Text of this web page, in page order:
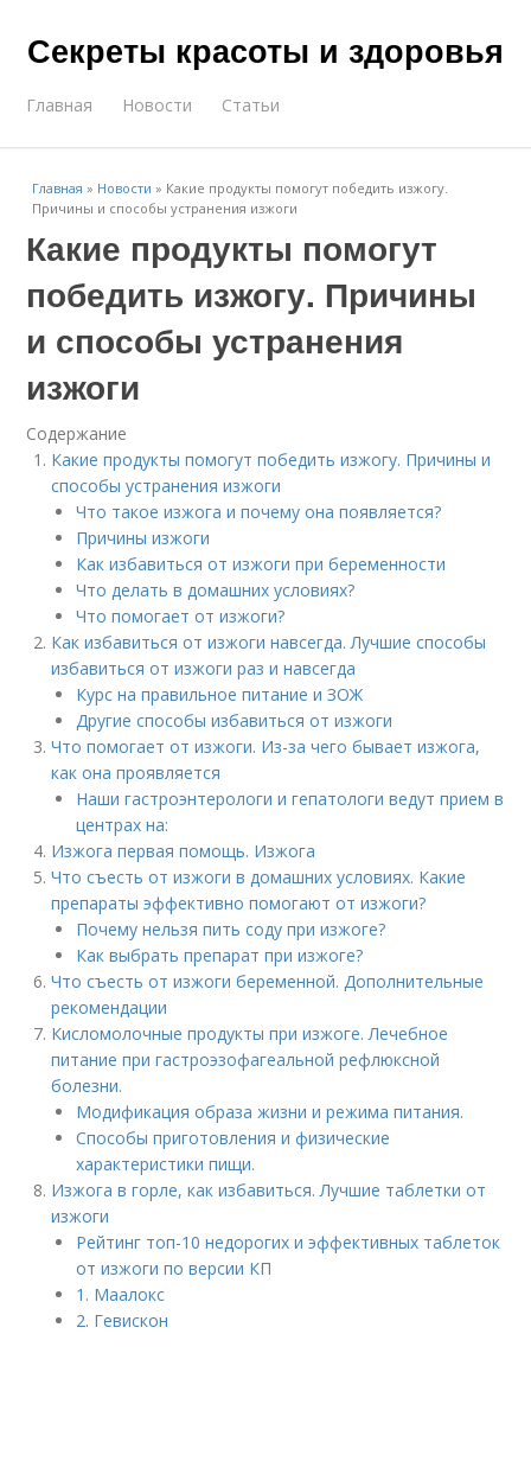
Секреты красоты и здоровья
Главная Новости Статьи
Главная » Новости » Какие продукты помогут победить изжогу.
Причины и способы устранения изжоги
Какие продукты помогут
победить изжогу. Причины
и способы устранения
изжоги
Содержание
Какие продукты помогут победить изжогу. Причины и
способы устранения изжоги
Что такое изжога и почему она появляется?
Причины изжоги
Как избавиться от изжоги при беременности
Что делать в домашних условиях?
Что помогает от изжоги?
Как избавиться от изжоги навсегда. Лучшие способы
избавиться от изжоги раз и навсегда
Курс на правильное питание и ЗОЖ
Другие способы избавиться от изжоги
Что помогает от изжоги. Из-за чего бывает изжога,
как она проявляется
Наши гастроэнтерологи и гепатологи ведут прием в
центрах на:
Изжога первая помощь. Изжога
Что съесть от изжоги в домашних условиях. Какие
препараты эффективно помогают от изжоги?
Почему нельзя пить соду при изжоге?
Как выбрать препарат при изжоге?
Что съесть от изжоги беременной. Дополнительные
рекомендации
Кисломолочные продукты при изжоге. Лечебное
питание при гастроэзофагеальной рефлюксной
болезни.
Модификация образа жизни и режима питания.
Способы приготовления и физические
характеристики пищи.
Изжога в горле, как избавиться. Лучшие таблетки от
изжоги
Рейтинг топ-10 недорогих и эффективных таблеток
от изжоги по версии КП
1. Маалокс
2. Гевискон